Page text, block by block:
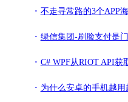
不走寻常路的3个APP
绿信集团-刷脸支付是
C# WPF从RIOT API获取数据(RIOT代
为什么安卓的手机越用越慢，刷机也不